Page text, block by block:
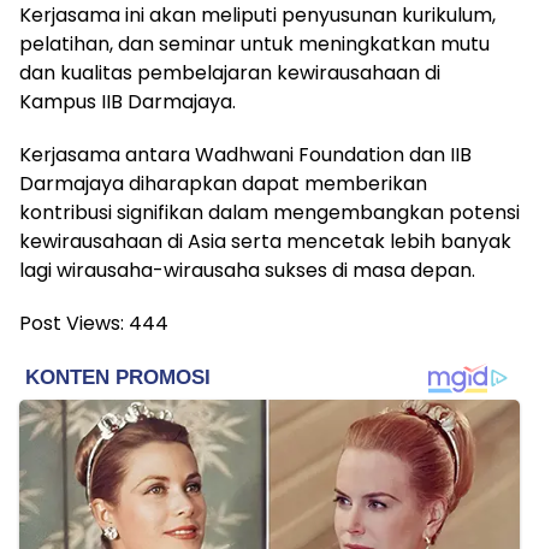
Kerjasama ini akan meliputi penyusunan kurikulum,
pelatihan, dan seminar untuk meningkatkan mutu
dan kualitas pembelajaran kewirausahaan di
Kampus IIB Darmajaya.
Kerjasama antara Wadhwani Foundation dan IIB
Darmajaya diharapkan dapat memberikan
kontribusi signifikan dalam mengembangkan potensi
kewirausahaan di Asia serta mencetak lebih banyak
lagi wirausaha-wirausaha sukses di masa depan.
Post Views: 444